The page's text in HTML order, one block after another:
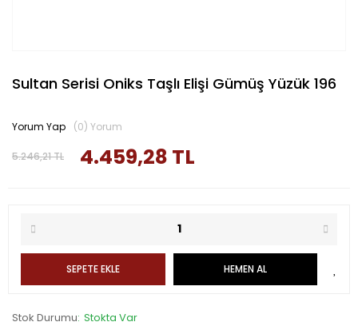
Sultan Serisi Oniks Taşlı Elişi Gümüş Yüzük 196
5.246,21 TL 4.459,28 TL
Yorum Yap (0) Yorum
SEPETE EKLE HEMEN AL
Stok Durumu Stokta Var